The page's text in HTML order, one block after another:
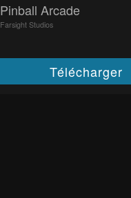
Pinball Arcade
Farsight Studios
Télécharger